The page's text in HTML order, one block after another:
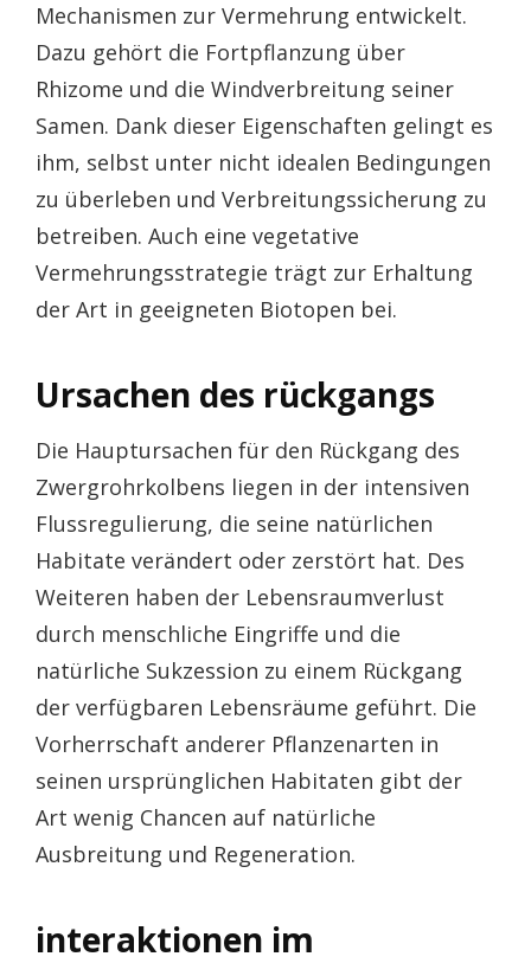
Mechanismen zur Vermehrung entwickelt.
Dazu gehört die Fortpflanzung über
Rhizome und die Windverbreitung seiner
Samen. Dank dieser Eigenschaften gelingt es
ihm, selbst unter nicht idealen Bedingungen
zu überleben und Verbreitungssicherung zu
betreiben. Auch eine vegetative
Vermehrungsstrategie trägt zur Erhaltung
der Art in geeigneten Biotopen bei.
Ursachen des rückgangs
Die Hauptursachen für den Rückgang des
Zwergrohrkolbens liegen in der intensiven
Flussregulierung, die seine natürlichen
Habitate verändert oder zerstört hat. Des
Weiteren haben der Lebensraumverlust
durch menschliche Eingriffe und die
natürliche Sukzession zu einem Rückgang
der verfügbaren Lebensräume geführt. Die
Vorherrschaft anderer Pflanzenarten in
seinen ursprünglichen Habitaten gibt der
Art wenig Chancen auf natürliche
Ausbreitung und Regeneration.
interaktionen im